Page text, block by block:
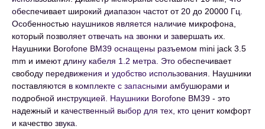
обеспечивает широкий диапазон частот от 20 до 20000 Гц.
Особенностью наушников является наличие микрофона,
который позволяет отвечать на звонки и завершать их.
Наушники Borofone BM39 оснащены разъемом mini jack 3.5
mm и имеют длину кабеля 1.2 метра. Это обеспечивает
свободу передвижения и удобство использования. Наушники
поставляются в комплекте с запасными амбушюрами и
подробной инструкцией. Наушники Borofone BM39 - это
надежный и качественный выбор для тех, кто ценит комфорт
и качество звука.